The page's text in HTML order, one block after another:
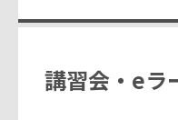
講習会・eラ